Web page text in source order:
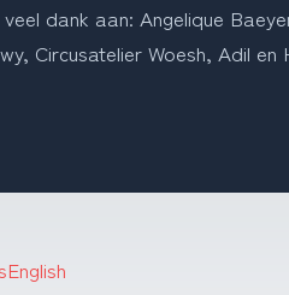
veel dank aan: Angelique
Circusatelier Woesh, Adil
English